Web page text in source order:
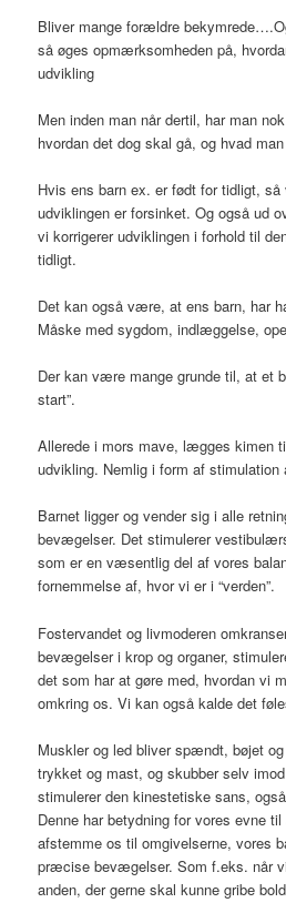
Bliver mange forældre
så øges opmærksomheden på,
udvikling
Men inden man når dertil, har man
hvordan det dog skal gå, og hvad
Hvis ens barn ex. er født for tidligt,
udviklingen er forsinket. Og også ud
vi korrigerer udviklingen i forhold til
tidligt.
Det kan også være, at ens barn, har
Måske med sygdom, indlæggelse,
Der kan være mange grunde til, at et
start”.
Allerede i mors mave, lægges kimen
udvikling. Nemlig i form af
Barnet ligger og vender sig i alle
bevægelser. Det stimulerer
som er en væsentlig del af vores
fornemmelse af, hvor vi er i “verden”.
Fostervandet og livmoderen
bevægelser i krop og organer,
det som har at gøre med, hvordan vi
omkring os. Vi kan også kalde det
Muskler og led bliver spændt, bøjet
trykket og mast, og skubber selv
stimulerer den kinestetiske sans,
Denne har betydning for vores evne
afstemme os til omgivelserne, vores
præcise bevægelser. Som f.eks. når
anden, der gerne skal kunne gribe